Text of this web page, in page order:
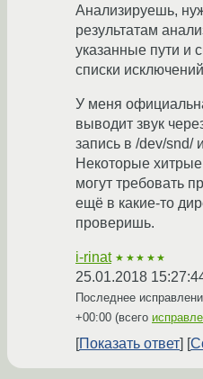
Анализируешь,
результатам
указанные пути и
списки
У меня
выводит звук
запись в /dev/snd/
Некоторые
могут требовать
ещё в какие-то
проверишь.
i-rinat ★★★★★
25.01.2018
Последнее
+00:00 (всего
Показать ответ